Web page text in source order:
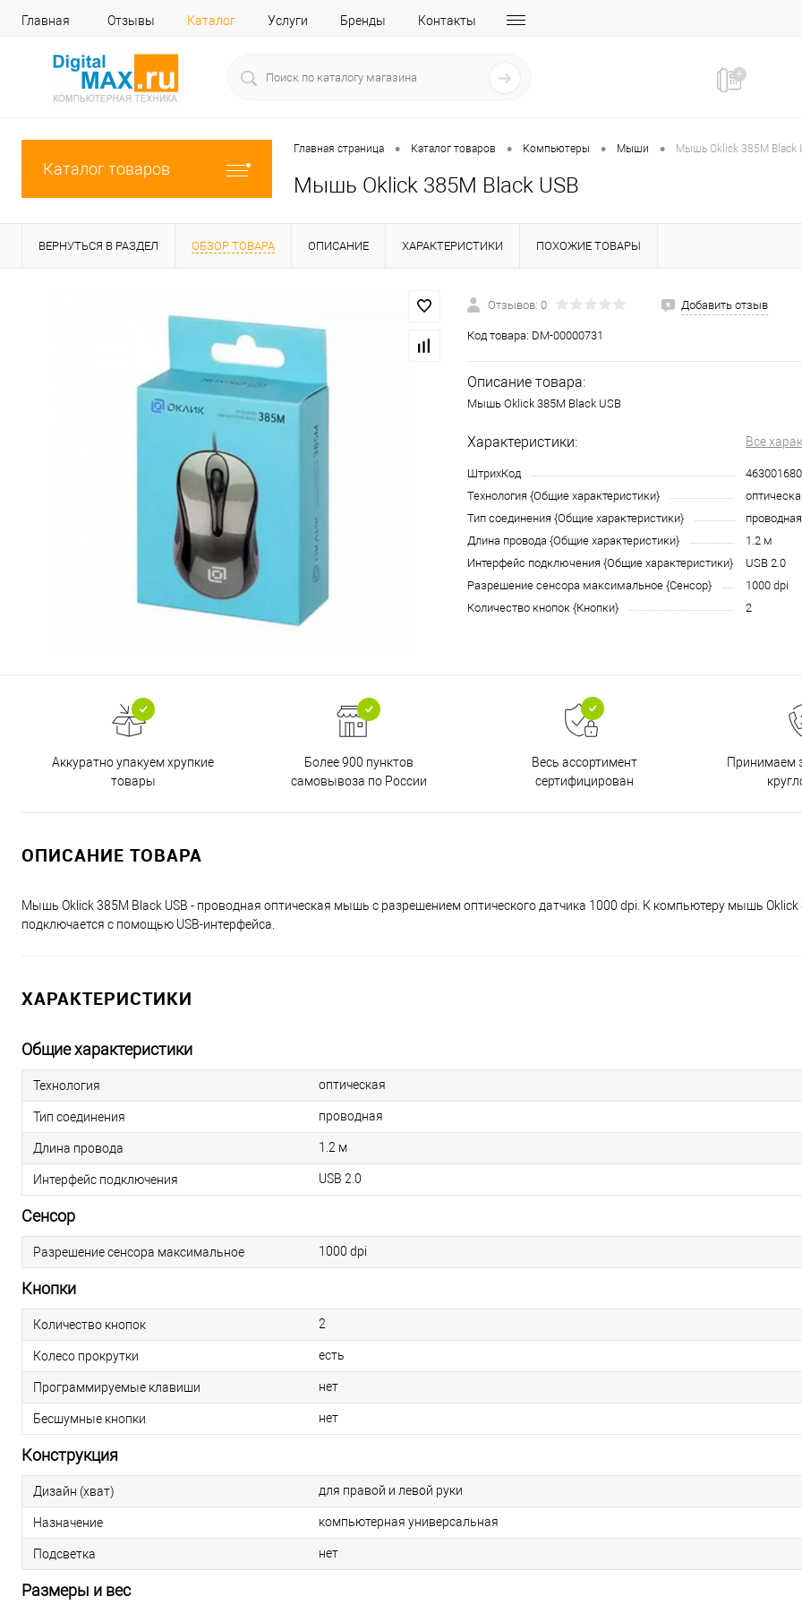
Главная Отзывы Каталог Услуги Бренды Контакты
Каталог товаров
Главная страница • Каталог товаров • Компьютеры • Мыши • Мышь Oklick 385M Black
Мышь Oklick 385M Black USB
ВЕРНУТЬСЯ В РАЗДЕЛ ОБЗОР ТОВАРА ОПИСАНИЕ ХАРАКТЕРИСТИКИ ПОХОЖИЕ ТОВАРЫ
Отзывов: 0 Добавить отзыв
Код товара: DM-00000731
Описание товара:
Мышь Oklick 385M Black USB
Характеристики: Все
ШтрихКод
Технология {Общие характеристики}
Тип соединения {Общие характеристики}
проводная
Длина провода {Общие характеристики}
1.2 м
Интерфейс подключения {Общие характеристики}
USB 2.0
Разрешение сенсора максимальное {Сенсор}
1000 dpi
Количество кнопок {Кнопки}
2
Аккуратно упакуем хрупкие
товары
Более 900 пунктов
самовывоза по России
Весь ассортимент
сертифицирован
Принимаем
ОПИСАНИЕ ТОВАРА
Мышь Oklick 385M Black USB - проводная оптическая мышь с разрешением оптического датчика 1000 dpi. К компьютеру мышь Oklick
подключается с помощью USB-интерфейса.
ХАРАКТЕРИСТИКИ
Общие характеристики
Технология оптическая
Тип соединения проводная
Длина провода 1.2 м
Интерфейс подключения USB 2.0
Сенсор
Разрешение сенсора максимальное 1000 dpi
Кнопки
Количество кнопок 2
Колесо прокрутки есть
Программируемые клавиши нет
Бесшумные кнопки нет
Конструкция
Дизайн (хват) для правой и левой руки
Назначение компьютерная универсальная
Подсветка нет
Размеры и вес